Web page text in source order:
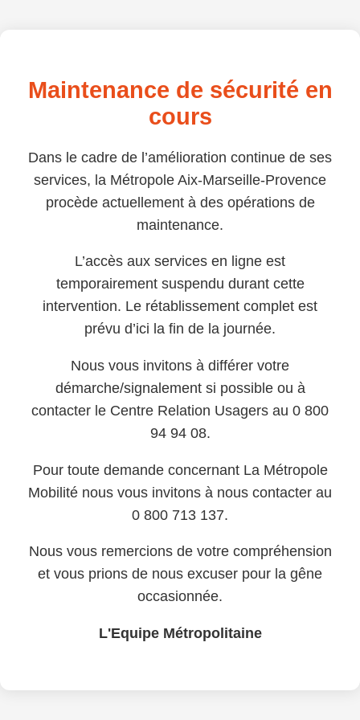
Maintenance de sécurité en
cours
Dans le cadre de l’amélioration continue de ses
services, la Métropole Aix-Marseille-Provence
procède actuellement à des opérations de
maintenance.
L’accès aux services en ligne est
temporairement suspendu durant cette
intervention. Le rétablissement complet est
prévu d’ici la fin de la journée.
Nous vous invitons à différer votre
démarche/signalement si possible ou à
contacter le Centre Relation Usagers au 0 800
94 94 08.
Pour toute demande concernant La Métropole
Mobilité nous vous invitons à nous contacter au
0 800 713 137.
Nous vous remercions de votre compréhension
et vous prions de nous excuser pour la gêne
occasionnée.
L'Equipe Métropolitaine